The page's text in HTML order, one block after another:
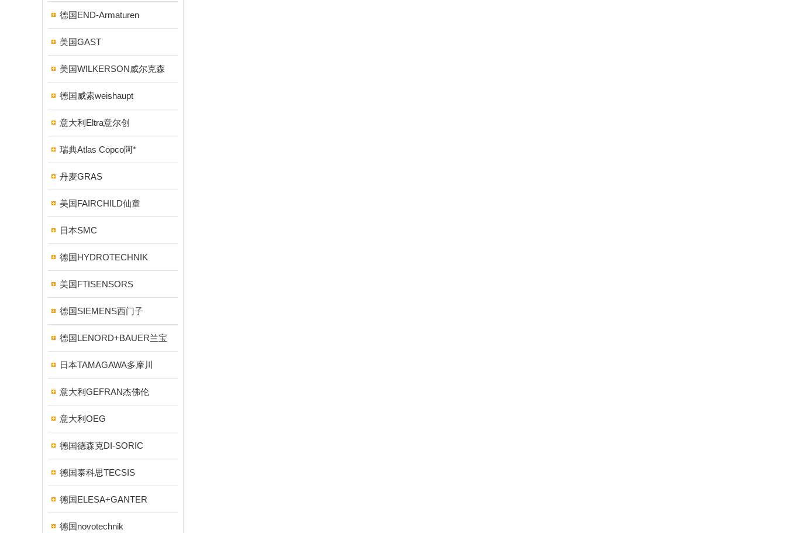
德国END-Armaturen
美国GAST
美国WILKERSON威尔克森
德国威索weishaupt
意大利Eltra意尔创
瑞典Atlas Copco阿*
丹麦GRAS
美国FAIRCHILD仙童
日本SMC
德国HYDROTECHNIK
美国FTISENSORS
德国SIEMENS西门子
德国LENORD+BAUER兰宝
日本TAMAGAWA多摩川
意大利GEFRAN杰佛伦
意大利OEG
德国德森克DI-SORIC
德国泰科思TECSIS
德国ELESA+GANTER
德国novotechnik